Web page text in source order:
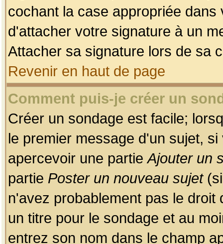
cochant la case appropriée
d'attacher votre signature à un
Attacher sa signature lors de sa
Revenir en haut de page
Comment puis-je créer un
Créer un sondage est facile;
le premier message d'un sujet,
apercevoir une partieAjouter un
partie Poster un nouveau sujet(si
n'avez probablement pas le
un titre pour le sondage et au
entrez son nom dans le champ